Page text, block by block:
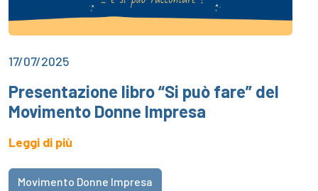
17/07/2025
Presentazione libro “Si può fare” del
Movimento Donne Impresa
Leggi di più
Movimento Donne Impresa